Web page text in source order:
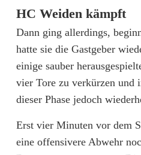
m
K
a
m
p
f
-
HC Weiden kämpft
Dann ging allerdings,
hatte sie die Gastgeber
einige sauber
vier Tore zu verkürzen und
dieser Phase jedoch
Erst vier Minuten vor dem
eine offensivere Abwehr